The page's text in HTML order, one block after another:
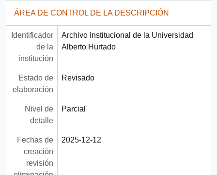
ÁREA DE CONTROL DE LA DESCRIPCIÓN
Identificador
de la
institución
Archivo Institucional de la Universidad
Alberto Hurtado
Estado de
elaboración
Revisado
Nivel de
detalle
Parcial
Fechas de
creación
revisión
2025-12-12